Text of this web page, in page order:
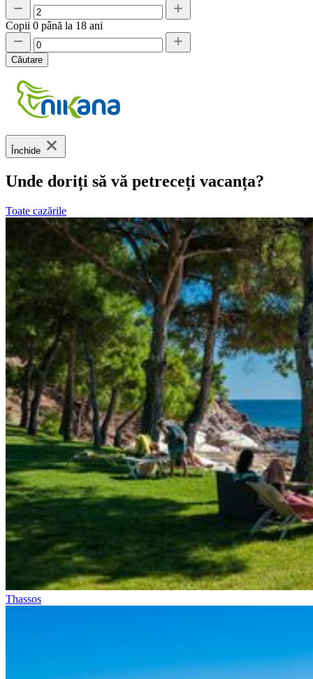
Copii 0 până la 18 ani
Căutare
Închide
Unde doriți să vă petreceți vacanța?
Toate cazările
Thassos